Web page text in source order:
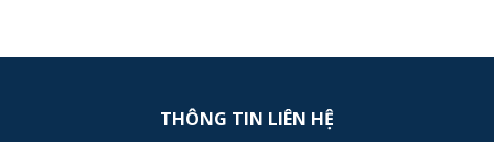
tường
THÔNG TIN LIÊN HỆ